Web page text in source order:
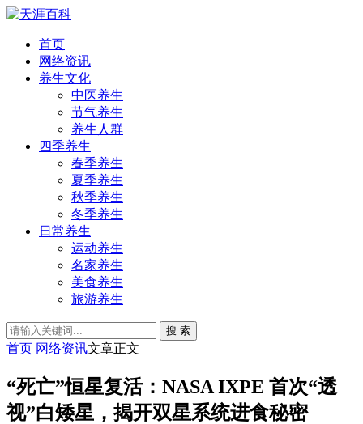
首页
网络资讯
养生文化
中医养生
节气养生
养生人群
四季养生
春季养生
夏季养生
秋季养生
冬季养生
日常养生
运动养生
名家养生
美食养生
旅游养生
搜 索
首页 网络资讯文章正文
“死亡”恒星复活：NASA IXPE 首次“透
视”白矮星，揭开双星系统进食秘密